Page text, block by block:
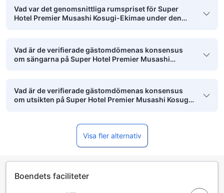
Vad var det genomsnittliga rumspriset för Super
Hotel Premier Musashi Kosugi-Ekimae under den
Vad är de verifierade gästomdömenas konsensus
om sängarna på Super Hotel Premier Musashi
Vad är de verifierade gästomdömenas konsensus
om utsikten på Super Hotel Premier Musashi Kosugi-
Visa fler alternativ
Boendets faciliteter